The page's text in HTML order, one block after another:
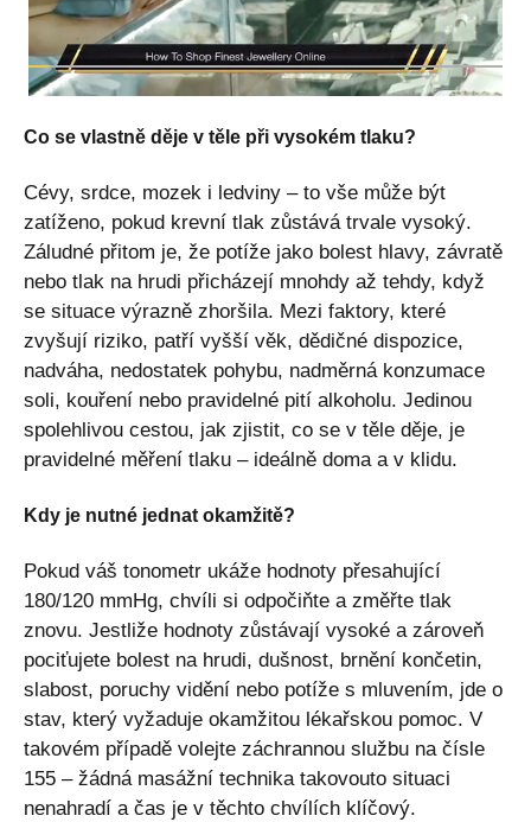
Co se vlastně děje v těle při vysokém tlaku?
Cévy, srdce, mozek i ledviny – to vše může být
zatíženo, pokud krevní tlak zůstává trvale vysoký.
Záludné přitom je, že potíže jako bolest hlavy, závratě
nebo tlak na hrudi přicházejí mnohdy až tehdy, když
se situace výrazně zhoršila. Mezi faktory, které
zvyšují riziko, patří vyšší věk, dědičné dispozice,
nadváha, nedostatek pohybu, nadměrná konzumace
soli, kouření nebo pravidelné pití alkoholu. Jedinou
spolehlivou cestou, jak zjistit, co se v těle děje, je
pravidelné měření tlaku – ideálně doma a v klidu.
Kdy je nutné jednat okamžitě?
Pokud váš tonometr ukáže hodnoty přesahující
180/120 mmHg, chvíli si odpočiňte a změřte tlak
znovu. Jestliže hodnoty zůstávají vysoké a zároveň
pociťujete bolest na hrudi, dušnost, brnění končetin,
slabost, poruchy vidění nebo potíže s mluvením, jde o
stav, který vyžaduje okamžitou lékařskou pomoc. V
takovém případě volejte záchrannou službu na čísle
155 – žádná masážní technika takovouto situaci
nenahradí a čas je v těchto chvílích klíčový.